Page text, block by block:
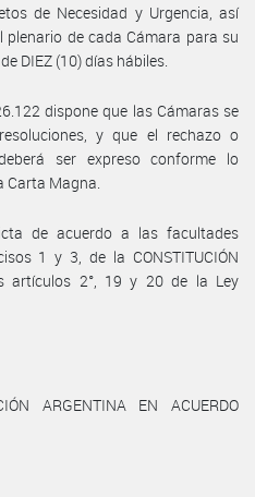
de Necesidad y Urgencia, así
de cada Cámara para su
DIEZ (10) días hábiles.
dispone que las Cámaras se
y que el rechazo o
ser expreso conforme lo
Carta Magna.
de acuerdo a las facultades
1 y 3, de la CONSTITUCIÓN
artículos 2°, 19 y 20 de la Ley
ARGENTINA EN ACUERDO